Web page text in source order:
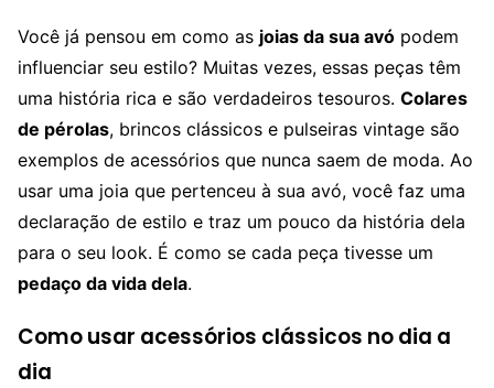
Você já pensou em como as joias da sua avó podem
influenciar seu estilo? Muitas vezes, essas peças têm
uma história rica e são verdadeiros tesouros. Colares
de pérolas, brincos clássicos e pulseiras vintage são
exemplos de acessórios que nunca saem de moda. Ao
usar uma joia que pertenceu à sua avó, você faz uma
declaração de estilo e traz um pouco da história dela
para o seu look. É como se cada peça tivesse um
pedaço da vida dela.
Como usar acessórios clássicos no dia a
dia